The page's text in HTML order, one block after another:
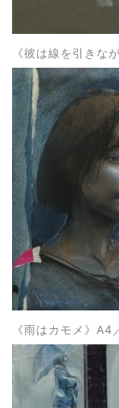
《彼は線を引きな
《雨はカモメ》A4